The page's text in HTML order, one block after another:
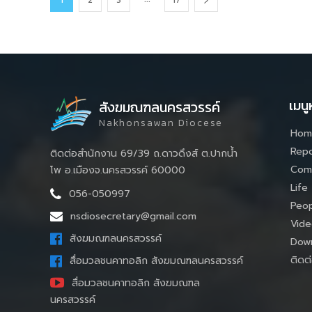
สังฆมณฑลนครสวรรค์
Nakhonsawan Diocese
ติดต่อสำนักงาน 69/39 ถ.ดาวดึงส์ ต.ปากน้ำ
โพ อ.เมืองจ.นครสวรรค์ 60000
056-050997
nsdiosecretary@gmail.com
สังฆมณฑลนครสวรรค์
สื่อมวลชนคาทอลิก สังฆมณฑลนครสวรรค์
สื่อมวลชนคาทอลิก สังฆมณฑล
นครสวรรค์
เม
Life
ติดต่